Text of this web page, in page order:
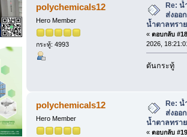
polychemicals12
Hero Member
กระทู้: 4993
Re: น้
ส่งออ
น้ำตาลทรา
« ตอบกลับ
2026,
ดันกระทู้
polychemicals12
Hero Member
Re:
ส่งออ
น้ำตาลทรา
« ตอบกลับ